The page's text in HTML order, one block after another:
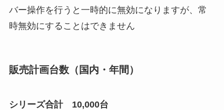
バー操作を行うと一時的に無効になりますが、常
時無効にすることはできません
販売計画台数（国内・年間）
シリーズ合計 10,000台